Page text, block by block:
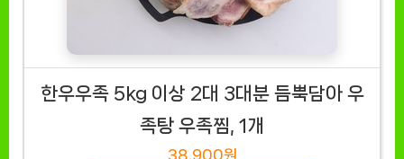
한우우족 5kg 이상 2대 3대분 듬뿍담아 우
족탕 우족찜, 1개
38,900원